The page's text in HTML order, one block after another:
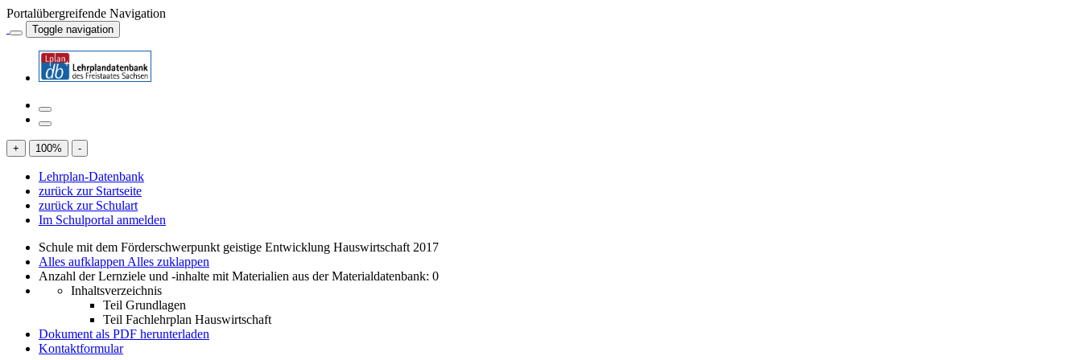
Portalübergreifende Navigation
Toggle navigation
+ 100% -
Lehrplan-Datenbank
zurück zur Startseite
zurück zur Schulart
Im Schulportal anmelden
Schule mit dem Förderschwerpunkt geistige Entwicklung Hauswirtschaft 2017
Alles aufklappen Alles zuklappen
Anzahl der Lernziele und -inhalte mit Materialien aus der Materialdatenbank: 0
Inhaltsverzeichnis
Teil Grundlagen
Teil Fachlehrplan Hauswirtschaft
Dokument als PDF herunterladen
Kontaktformular